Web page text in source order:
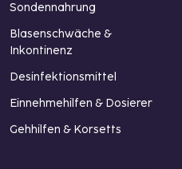
Sondennahrung
Blasenschwäche &
Inkontinenz
Desinfektionsmittel
Einnehmehilfen & Dosierer
Gehhilfen & Korsetts